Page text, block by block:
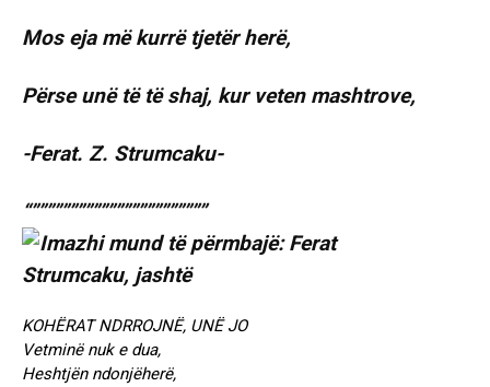
Mos eja më kurrë tjetër herë,
Përse unë të të shaj, kur veten mashtrove,
-Ferat. Z. Strumcaku-
“”””””””””””””””””””””””
KOHËRAT NDRROJNË, UNË JO
Vetminë nuk e dua,
Heshtjën ndonjëherë,